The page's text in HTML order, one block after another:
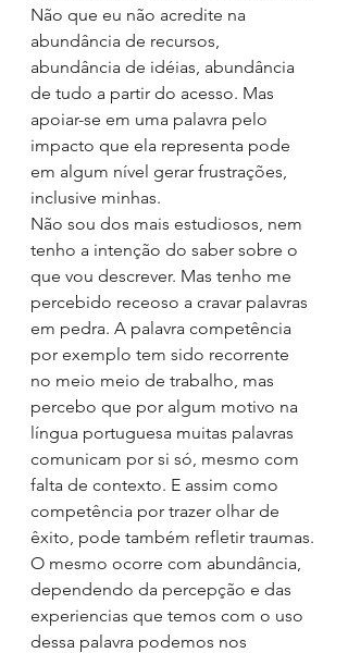
Não que eu não acredite na
abundância de recursos,
abundância de idéias, abundância
de tudo a partir do acesso. Mas
apoiar-se em uma palavra pelo
impacto que ela representa pode
em algum nível gerar frustrações,
inclusive minhas.
Não sou dos mais estudiosos, nem
tenho a intenção do saber sobre o
que vou descrever. Mas tenho me
percebido receoso a cravar palavras
em pedra. A palavra competência
por exemplo tem sido recorrente
no meio meio de trabalho, mas
percebo que por algum motivo na
língua portuguesa muitas palavras
comunicam por si só, mesmo com
falta de contexto. E assim como
competência por trazer olhar de
êxito, pode também refletir traumas.
O mesmo ocorre com abundância,
dependendo da percepção e das
experiencias que temos com o uso
dessa palavra podemos nos